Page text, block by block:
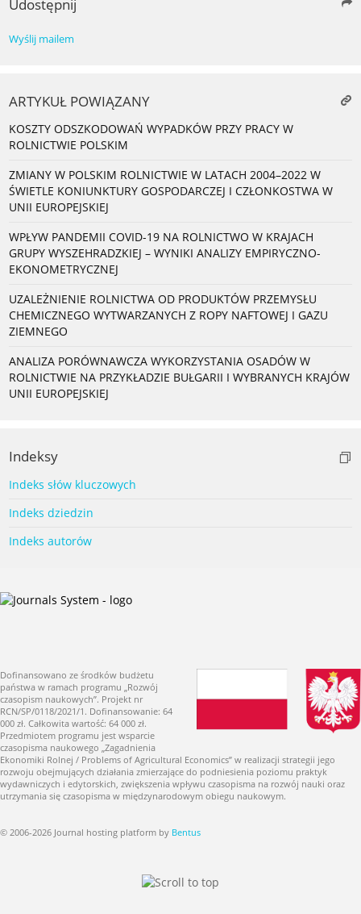
Udostępnij
Wyślij mailem
ARTYKUŁ POWIĄZANY
KOSZTY ODSZKODOWAŃ WYPADKÓW PRZY PRACY W
ROLNICTWIE POLSKIM
ZMIANY W POLSKIM ROLNICTWIE W LATACH 2004–2022 W
ŚWIETLE KONIUNKTURY GOSPODARCZEJ I CZŁONKOSTWA W
UNII EUROPEJSKIEJ
WPŁYW PANDEMII COVID-19 NA ROLNICTWO W KRAJACH
GRUPY WYSZEHRADZKIEJ – WYNIKI ANALIZY EMPIRYCZNO-
EKONOMETRYCZNEJ
UZALEŻNIENIE ROLNICTWA OD PRODUKTÓW PRZEMYSŁU
CHEMICZNEGO WYTWARZANYCH Z ROPY NAFTOWEJ I GAZU
ZIEMNEGO
ANALIZA PORÓWNAWCZA WYKORZYSTANIA OSADÓW W
ROLNICTWIE NA PRZYKŁADZIE BUŁGARII I WYBRANYCH KRAJÓW
UNII EUROPEJSKIEJ
Indeksy
Indeks słów kluczowych
Indeks dziedzin
Indeks autorów
Dofinansowano ze środków budżetu
państwa w ramach programu „Rozwój
czasopism naukowych”. Projekt nr
RCN/SP/0118/2021/1. Dofinansowanie: 64
000 zł. Całkowita wartość: 64 000 zł.
Przedmiotem programu jest wsparcie
czasopisma naukowego „Zagadnienia
Ekonomiki Rolnej / Problems of Agricultural Economics” w realizacji strategii jego
rozwoju obejmujących działania zmierzające do podniesienia poziomu praktyk
wydawniczych i edytorskich, zwiększenia wpływu czasopisma na rozwój nauki oraz
utrzymania się czasopisma w międzynarodowym obiegu naukowym.
© 2006-2026 Journal hosting platform by Bentus